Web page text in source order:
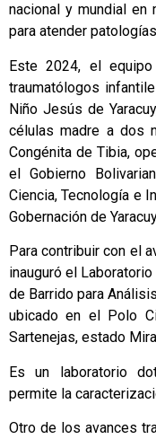
nacional y mundial en
para atender
Este 2024, el
traumatólogos
Niño Jesús de
células madre a dos
Congénita de Tibia,
el Gobierno
Ciencia, Tecnología e
Gobernación de
Para contribuir con el
inauguró el
de Barrido para
ubicado en el Polo
Sartenejas, estado
Es un laboratorio
permite la
Otro de los avances